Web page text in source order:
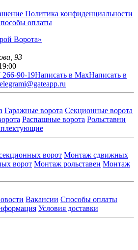
Политика конфиденциальности
оплаты
Ворота»
93
266-90-19Написать в MaxНаписать в
i@gateapp.ru
Гаражные ворота Секционные ворота
Распашные ворота Рольставни
ворот Монтаж сдвижных
ворот Монтаж рольставен Монтаж
Вакансии Способы оплаты
Условия доставки